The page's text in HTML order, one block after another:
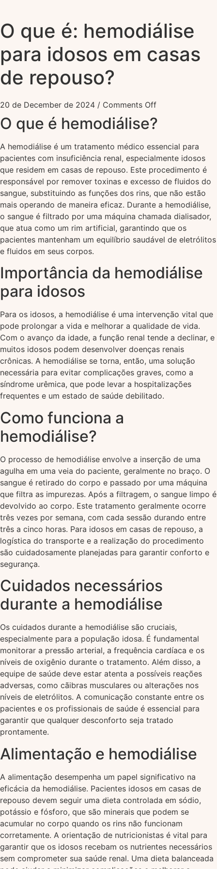
O que é: hemodiálise
para idosos em casas
de repouso?
20 de December de 2024 / Comments Off
O que é hemodiálise?
A hemodiálise é um tratamento médico essencial para
pacientes com insuficiência renal, especialmente idosos
que residem em casas de repouso. Este procedimento é
responsável por remover toxinas e excesso de fluidos do
sangue, substituindo as funções dos rins, que não estão
mais operando de maneira eficaz. Durante a hemodiálise,
o sangue é filtrado por uma máquina chamada dialisador,
que atua como um rim artificial, garantindo que os
pacientes mantenham um equilíbrio saudável de eletrólitos
e fluidos em seus corpos.
Importância da hemodiálise
para idosos
Para os idosos, a hemodiálise é uma intervenção vital que
pode prolongar a vida e melhorar a qualidade de vida.
Com o avanço da idade, a função renal tende a declinar, e
muitos idosos podem desenvolver doenças renais
crônicas. A hemodiálise se torna, então, uma solução
necessária para evitar complicações graves, como a
síndrome urêmica, que pode levar a hospitalizações
frequentes e um estado de saúde debilitado.
Como funciona a
hemodiálise?
O processo de hemodiálise envolve a inserção de uma
agulha em uma veia do paciente, geralmente no braço. O
sangue é retirado do corpo e passado por uma máquina
que filtra as impurezas. Após a filtragem, o sangue limpo é
devolvido ao corpo. Este tratamento geralmente ocorre
três vezes por semana, com cada sessão durando entre
três a cinco horas. Para idosos em casas de repouso, a
logística do transporte e a realização do procedimento
são cuidadosamente planejadas para garantir conforto e
segurança.
Cuidados necessários
durante a hemodiálise
Os cuidados durante a hemodiálise são cruciais,
especialmente para a população idosa. É fundamental
monitorar a pressão arterial, a frequência cardíaca e os
níveis de oxigênio durante o tratamento. Além disso, a
equipe de saúde deve estar atenta a possíveis reações
adversas, como cãibras musculares ou alterações nos
níveis de eletrólitos. A comunicação constante entre os
pacientes e os profissionais de saúde é essencial para
garantir que qualquer desconforto seja tratado
prontamente.
Alimentação e hemodiálise
A alimentação desempenha um papel significativo na
eficácia da hemodiálise. Pacientes idosos em casas de
repouso devem seguir uma dieta controlada em sódio,
potássio e fósforo, que são minerais que podem se
acumular no corpo quando os rins não funcionam
corretamente. A orientação de nutricionistas é vital para
garantir que os idosos recebam os nutrientes necessários
sem comprometer sua saúde renal. Uma dieta balanceada